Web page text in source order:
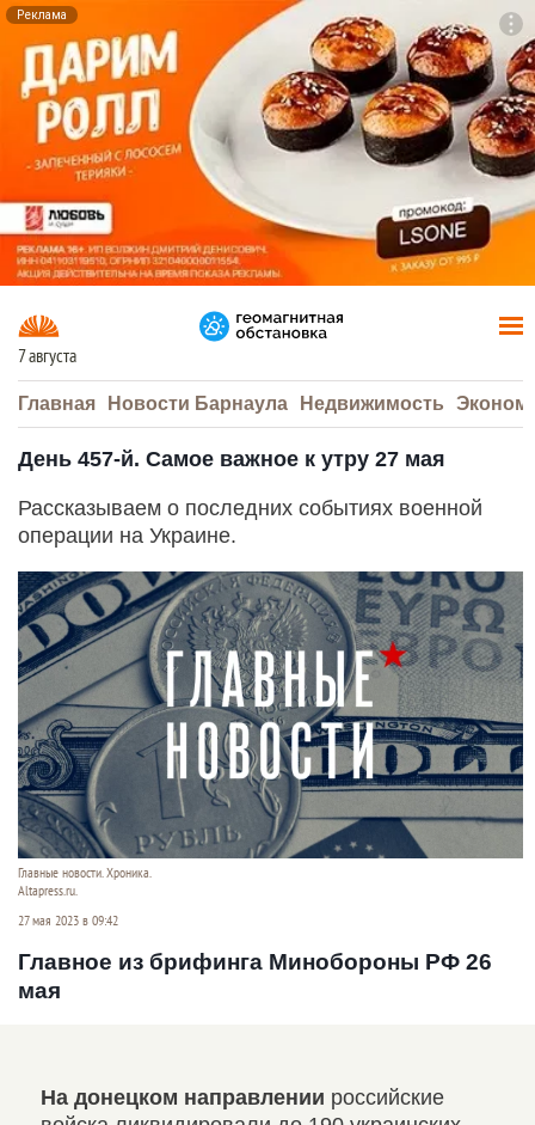
Реклама
7 августа
Главная Новости Барнаула Недвижимость
День 457-й. Самое важное к утру 27 мая
Рассказываем о последних событиях военной
операции на Украине.
Главные новости. Хроника.
Altapress.ru.
27 мая 2023 в 09:42
Главное из брифинга Минобороны РФ 26
мая
На донецком направлении российские